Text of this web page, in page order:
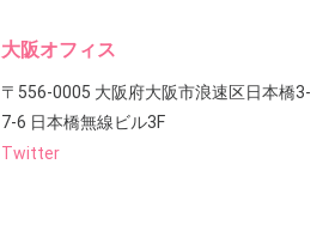
大阪オフィス
〒556-0005 大阪府大阪市浪速区日本橋3-
7-6 日本橋無線ビル3F
Twitter